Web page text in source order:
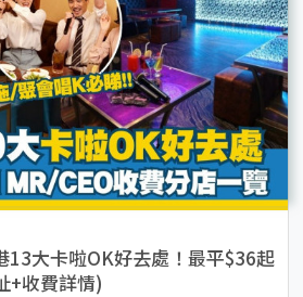
13大卡啦OK好去處！最平$36起
+收費詳情)